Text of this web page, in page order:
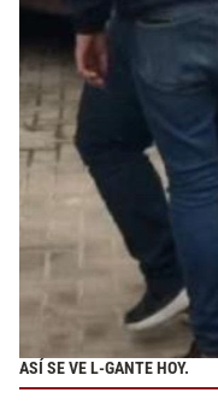
ASÍ SE VE L-GANTE HOY.